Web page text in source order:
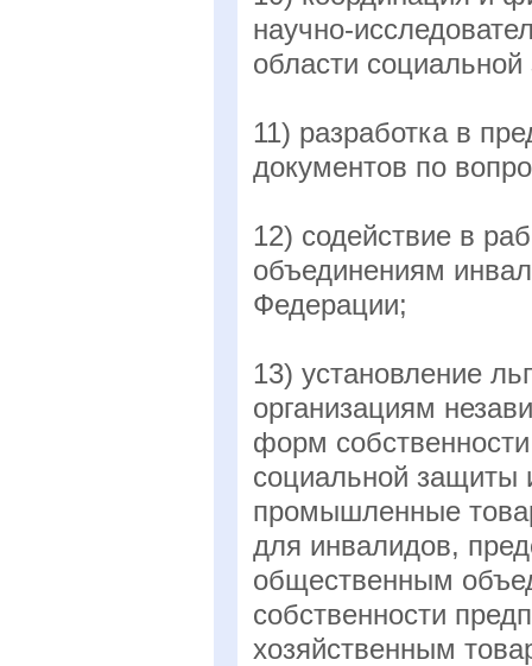
научно-
области
11) разработка в
документов по
12) содействие в
объединениям
Федерации;
13) установление
организациям
форм
социальной защиты
промышленные
для инвалидов,
общественным
собственности
хозяйственным